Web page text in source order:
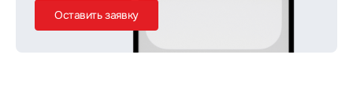
Оставить заявку